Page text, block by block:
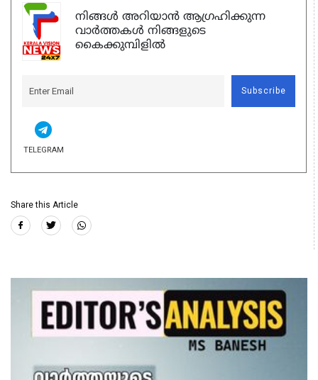
നിങ്ങൾ അറിയാൻ ആഗ്രഹിക്കുന്ന
വാർത്തകൾ നിങ്ങളുടെ
കൈക്കുമ്പിളിൽ
Subscribe
TELEGRAM
Share this Article